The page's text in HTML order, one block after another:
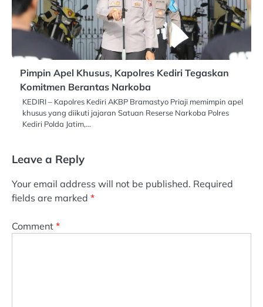
Pimpin Apel Khusus, Kapolres Kediri Tegaskan
Komitmen Berantas Narkoba
KEDIRI – Kapolres Kediri AKBP Bramastyo Priaji memimpin apel
khusus yang diikuti jajaran Satuan Reserse Narkoba Polres
Kediri Polda Jatim,…
Leave a Reply
Your email address will not be published. Required
fields are marked *
Comment *